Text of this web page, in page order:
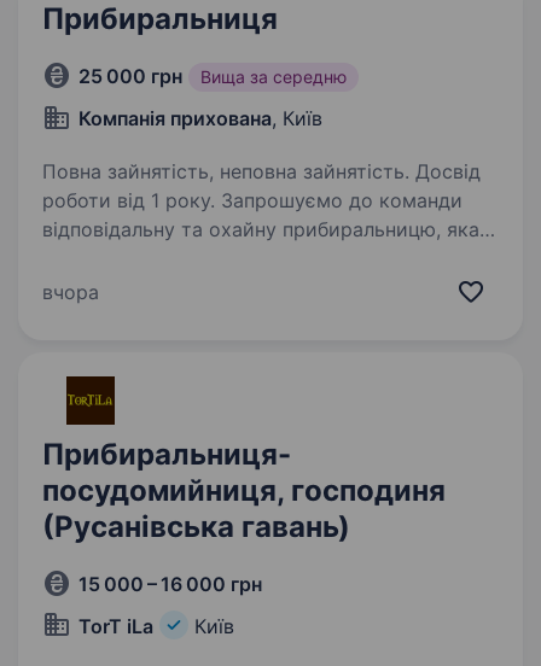
Прибиральниця
25 000 грн Вища за середню
Компанія прихована, Київ
Повна зайнятість, неповна зайнятість. Досвід
роботи від 1 року. Запрошуємо до команди
відповідальну та охайну прибиральницю, яка
підтримувати високий рівень чистоти
вчора
Прибиральниця-
посудомийниця, господиня
(Русанівська гавань)
15 000 – 16 000 грн
TorT iLa
Київ